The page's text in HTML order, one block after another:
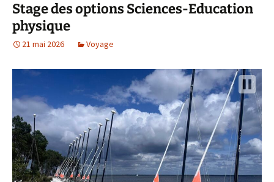
Stage des options Sciences-Education
physique
21 mai 2026 Voyage